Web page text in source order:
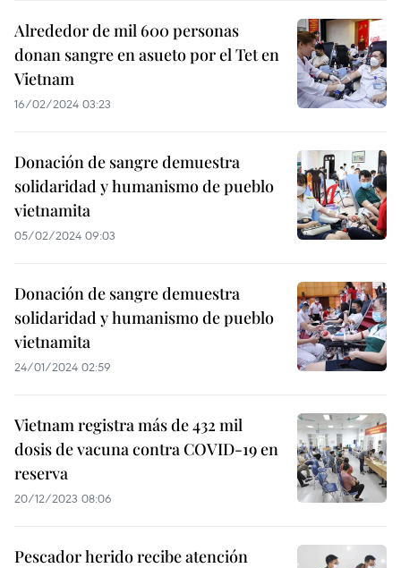
Alrededor de mil 600 personas
donan sangre en asueto por el Tet en
Vietnam
16/02/2024 03:23
Donación de sangre demuestra
solidaridad y humanismo de pueblo
vietnamita
05/02/2024 09:03
Donación de sangre demuestra
solidaridad y humanismo de pueblo
vietnamita
24/01/2024 02:59
Vietnam registra más de 432 mil
dosis de vacuna contra COVID-19 en
reserva
20/12/2023 08:06
Pescador herido recibe atención